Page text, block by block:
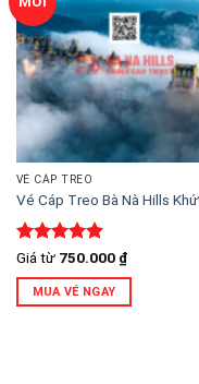
VÉ CÁP TREO
Vé Cáp Treo Bà Nà Hills
Được xếp
hạng55
sao
Giá từ 750.000 ₫
MUA VÉ NGAY